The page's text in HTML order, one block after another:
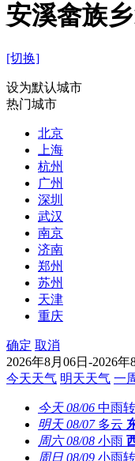
安溪畲族
[切换]
设为默认城市
热门城市
北京
上海
杭州
广州
深圳
武汉
南京
济南
郑州
苏州
天津
重庆
确定 取消
2026年8月06日-2026年
今天天气 明天天气 一
今天 08/06 中雨
明天 08/07 多云
周六 08/08 小雨
周日 08/09 小雨